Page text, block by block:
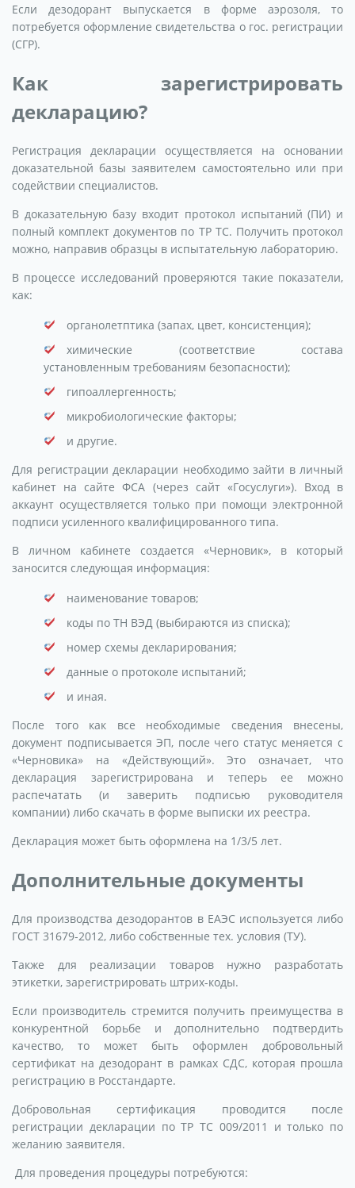
Если дезодорант выпускается в форме аэрозоля, то
потребуется оформление свидетельства о гос. регистрации
(СГР).
Как зарегистрировать
декларацию?
Регистрация декларации осуществляется на основании
доказательной базы заявителем самостоятельно или при
содействии специалистов.
В доказательную базу входит протокол испытаний (ПИ) и
полный комплект документов по ТР ТС. Получить протокол
можно, направив образцы в испытательную лабораторию.
В процессе исследований проверяются такие показатели,
как:
органолетптика (запах, цвет, консистенция);
химические (соответствие состава
установленным требованиям безопасности);
гипоаллергенность;
микробиологические факторы;
и другие.
Для регистрации декларации необходимо зайти в личный
кабинет на сайте ФСА (через сайт «Госуслуги»). Вход в
аккаунт осуществляется только при помощи электронной
подписи усиленного квалифицированного типа.
В личном кабинете создается «Черновик», в который
заносится следующая информация:
наименование товаров;
коды по ТН ВЭД (выбираются из списка);
номер схемы декларирования;
данные о протоколе испытаний;
и иная.
После того как все необходимые сведения внесены,
документ подписывается ЭП, после чего статус меняется с
«Черновика» на «Действующий». Это означает, что
декларация зарегистрирована и теперь ее можно
распечатать (и заверить подписью руководителя
компании) либо скачать в форме выписки их реестра.
Декларация может быть оформлена на 1/3/5 лет.
Дополнительные документы
Для производства дезодорантов в ЕАЭС используется либо
ГОСТ 31679-2012, либо собственные тех. условия (ТУ).
Также для реализации товаров нужно разработать
этикетки, зарегистрировать штрих-коды.
Если производитель стремится получить преимущества в
конкурентной борьбе и дополнительно подтвердить
качество, то может быть оформлен добровольный
сертификат на дезодорант в рамках СДС, которая прошла
регистрацию в Росстандарте.
Добровольная сертификация проводится после
регистрации декларации по ТР ТС 009/2011 и только по
желанию заявителя.
Для проведения процедуры потребуются: